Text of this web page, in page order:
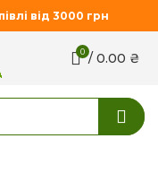
0 / 0.00 ₴
від 3000 грн